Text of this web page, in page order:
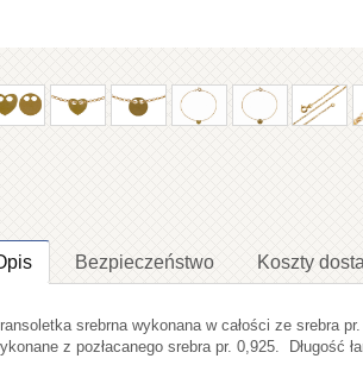
Bezpieczeństwo Koszty
srebrna wykonana w całości ze srebra
z pozłacanego srebra pr. 0,925. Długość